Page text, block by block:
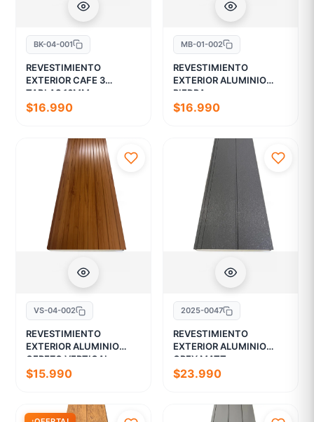
BK-04-001
REVESTIMIENTO
EXTERIOR CAFE 3
TABLAS 16MM
$16.990
MB-01-002
REVESTIMIENTO
EXTERIOR ALUMINIO
PIEDRA
$16.990
VS-04-002
REVESTIMIENTO
EXTERIOR ALUMINIO
CEREZO VERTICAL
$15.990
2025-0047
REVESTIMIENTO
EXTERIOR ALUMINIO
GREY MATT
$23.990